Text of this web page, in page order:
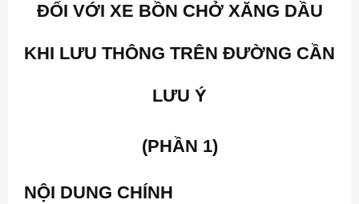
ĐỐI VỚI XE BỒN CHỞ XĂNG DẦU
KHI LƯU THÔNG TRÊN ĐƯỜNG CẦN
LƯU Ý
(PHẦN 1)
NỘI DUNG CHÍNH